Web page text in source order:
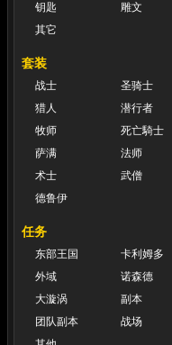
钥匙
雕文
其它
套装
战士
圣骑士
猎人
潜行者
牧师
死亡騎士
萨满
法师
术士
武僧
德鲁伊
任务
东部王国
卡利姆多
外域
诺森德
大漩涡
副本
团队副本
战场